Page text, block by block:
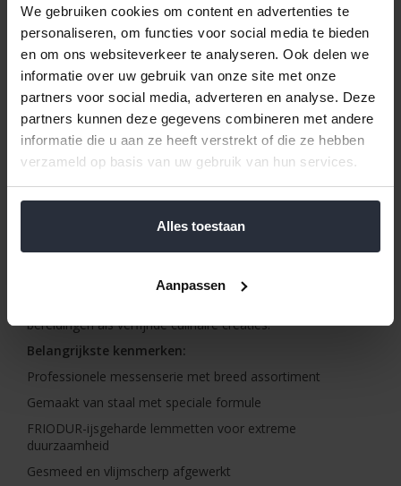
We gebruiken cookies om content en advertenties te
personaliseren, om functies voor social media te bieden
en om ons websiteverkeer te analyseren. Ook delen we
informatie over uw gebruik van onze site met onze
partners voor social media, adverteren en analyse. Deze
partners kunnen deze gegevens combineren met andere
informatie die u aan ze heeft verstrekt of die ze hebben
verzameld op basis van uw gebruik van hun services.
Alles toestaan
Aanpassen
De ZWILLING Pro-serie biedt messen van uitzonderlijke
kwaliteit die vakmanschap, innovatie en traditie
combineren. Deze messen zijn ontworpen voor zowel
professionele chefs als ambitieuze thuiskoks die rekenen
op precisie en duurzaamheid. Elk mes uit de Pro-lijn is
gesmeed uit staal met een speciale formule en FRIODUR-
ijsgehard voor maximale hardheid, flexibiliteit en
corrosiebestendigheid. Het karakteristieke ontwerp met
ergonomisch handvat en Pro Touch bolster zorgt voor
perfecte balans en volledige controle tijdens het snijden.
De collectie omvat een breed assortiment messen,
waaronder chef’s knives, santoku’s, hakmessen en
universeelmessen – elk ontworpen voor optimale prestaties
afwerking en de hoogwaardige materialen snijden de
Met de ZWILLING Pro-serie haal je tijdloos design en
bereidingen als verfijnde culinaire creaties.
Belangrijkste kenmerken:
Professionele messenserie met breed assortiment
Gemaakt van staal met speciale formule
FRIODUR-ijsgeharde lemmetten voor extreme
duurzaamheid
Gesmeed en vlijmscherp afgewerkt